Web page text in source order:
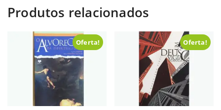
Produtos relacionados
Oferta! Oferta!